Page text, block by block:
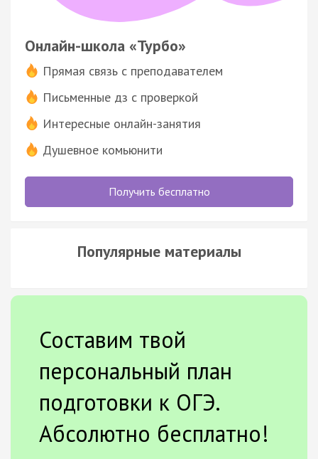
Онлайн-школа «Турбо»
Прямая связь с преподавателем
Письменные дз с проверкой
Интересные онлайн-занятия
Душевное комьюнити
Получить бесплатно
Популярные материалы
Составим твой
персональный план
подготовки к ОГЭ.
Абсолютно бесплатно!